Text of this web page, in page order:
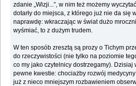
zdanie „Wizji...”, w nim też możemy
dotarły do miejsca, z którego już nie da się
naprawdę: wkraczając w świat dużo
wyśmiać, to z dużym trudem.
W ten sposób zresztą są prozy o Tichym
do rzeczywistości (nie tylko na poziomie
co my jako czytelnicy dostrzegamy).
pewne kwestie: chociażby rozwój
już z nieco mniejszym rozbawieniem